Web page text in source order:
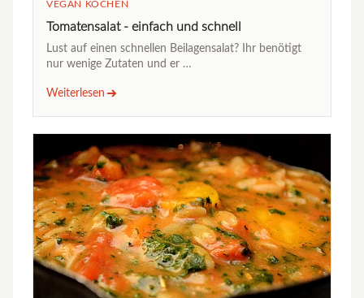
VEGAN KOCHEN
Tomatensalat - einfach und schnell
Lust auf einen schnellen Beilagensalat? Ihr benötigt
nur wenige Zutaten und er …
Weiterlesen